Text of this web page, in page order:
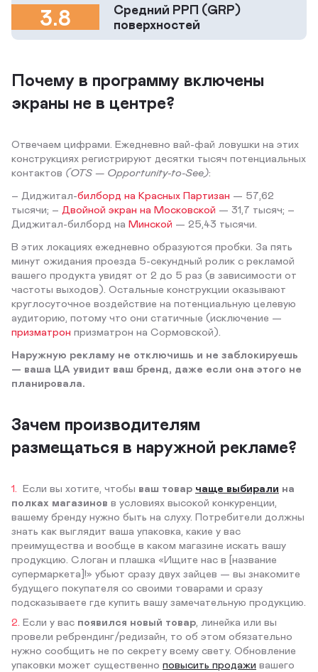
3.8
Средний РРП (GRP)
поверхностей
Почему в программу включены
экраны не в центре?
Отвечаем цифрами. Ежедневно вай-фай ловушки на этих
конструкциях регистрируют десятки тысяч потенциальных
контактов (OTS — Opportunity-to-See):
– Диджитал-билборд на Красных Партизан — 57,62
тысячи; – Двойной экран на Московской — 31,7 тысяч; –
Диджитал-билборд на Минской — 25,43 тысячи.
В этих локациях ежедневно образуются пробки. За пять
минут ожидания проезда 5-секундный ролик с рекламой
вашего продукта увидят от 2 до 5 раз (в зависимости от
частоты выходов). Остальные конструкции оказывают
круглосуточное воздействие на потенциальную целевую
аудиторию, потому что они статичные (исключение —
призматрон призматрон на Сормовской).
Наружную рекламу не отключишь и не заблокируешь
— ваша ЦА увидит ваш бренд, даже если она этого не
планировала.
Зачем производителям
размещаться в наружной рекламе?
Если вы хотите, чтобы ваш товар чаще выбирали на
полках магазинов в условиях высокой конкуренции,
вашему бренду нужно быть на слуху. Потребители должны
знать как выглядит ваша упаковка, какие у вас
преимущества и вообще в каком магазине искать вашу
продукцию. Слоган и плашка «Ищите нас в [название
супермаркета]!» убьют сразу двух зайцев — вы знакомите
будущего покупателя со своими товарами и сразу
подсказываете где купить вашу замечательную продукцию.
Если у вас появился новый товар , линейка или вы
провели ребрендинг/редизайн, то об этом обязательно
нужно сообщить не по секрету всему свету. Обновление
упаковки может существенно повысить продажи вашего